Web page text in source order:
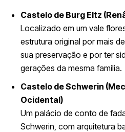
Castelo de Burg Eltz
Localizado em um vale
estrutura original por mais
sua preservação e por ter
gerações da mesma família.
Castelo de Schwerin
Ocidental)
Um palácio de conto de
Schwerin, com arquitetura